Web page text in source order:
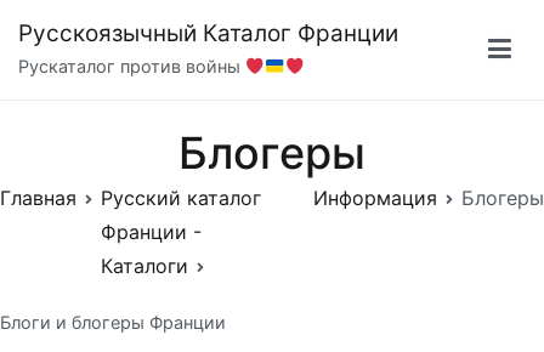
содержимому
Русскоязычный Каталог Франции
Рускаталог против войны
Блогеры
Главная
Русский каталог
Франции -
Каталоги
Информация Блогеры
Блоги и блогеры Франции